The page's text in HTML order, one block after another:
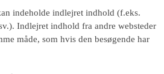
indeholde indlejret indhold (f.eks.
Indlejret indhold fra andre websteder
måde, som hvis den besøgende har